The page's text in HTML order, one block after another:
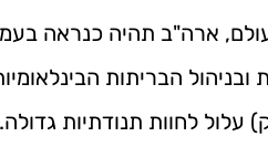
ארה"ב תהיה כנראה
ובניהול הבריתות
עלול לחוות תנודתיות